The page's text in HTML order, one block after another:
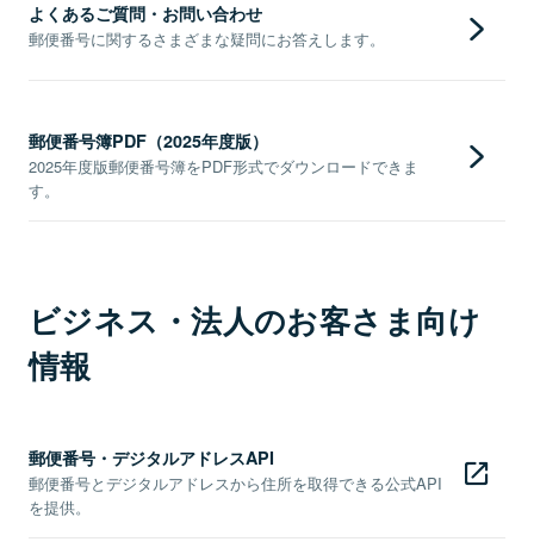
よくあるご質問・お問い合わせ
郵便番号に関するさまざまな疑問にお答えします。
郵便番号簿PDF（2025年度版）
2025年度版郵便番号簿をPDF形式でダウンロードできま
す。
ビジネス・法人のお客さま向け
情報
郵便番号・デジタルアドレスAPI
郵便番号とデジタルアドレスから住所を取得できる公式API
を提供。